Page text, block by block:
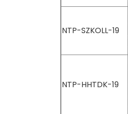
NTP-SZKOLL-19
NTP-HHTDK-19